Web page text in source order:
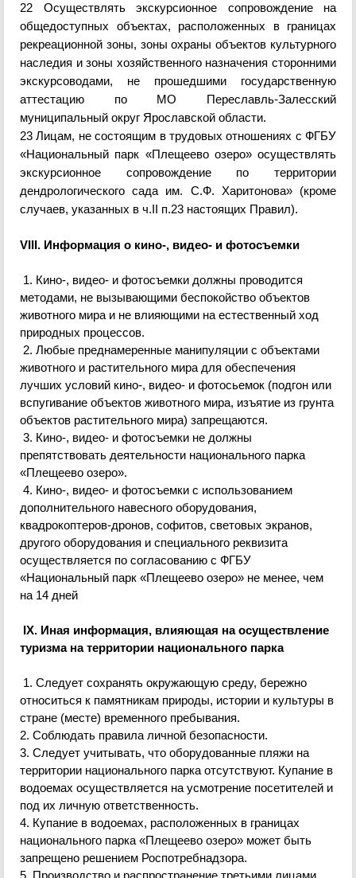
22
Осуществлять экскурсионное сопровождение на
общедоступных объектах, расположенных в границах
рекреационной зоны, зоны охраны объектов культурного
наследия и зоны хозяйственного назначения сторонними
экскурсоводами, не прошедшими государственную
аттестацию по МО Переславль-Залесский
муниципальный округ Ярославской области.
23Лицам, не состоящим в трудовых отношениях с ФГБУ
«Национальный парк «Плещеево озеро» осуществлять
экскурсионное сопровождение по территории
дендрологического сада им. С.Ф. Харитонова» (кроме
случаев, указанных в ч.II п.23 настоящих Правил).
VIII. Информация о кино-, видео- и фотосъемки
1. Кино-, видео- и фотосъемки должны проводится
методами, не вызывающими беспокойство объектов
животного мира и не влияющими на естественный ход
природных процессов.
2. Любые преднамеренные манипуляции с объектами
животного и растительного мира для обеспечения
лучших условий кино-, видео- и фотосьемок (подгон или
вспугивание объектов животного мира, изъятие из грунта
объектов растительного мира) запрещаются.
3. Кино-, видео- и фотосъемки не должны
препятствовать деятельности национального парка
«Плещеево озеро».
4. Кино-, видео- и фотосъемки с использованием
дополнительного навесного оборудования,
квадрокоптеров-дронов, софитов, световых экранов,
другого оборудования и специального реквизита
осуществляется по согласованию с ФГБУ
«Национальный парк «Плещеево озеро» не менее, чем
на 14 дней
IX. Иная информация, влияющая на осуществление
туризма на территории национального парка
1. Следует сохранять окружающую среду, бережно
относиться к памятникам природы, истории и культуры в
стране (месте) временного пребывания.
2. Соблюдать правила личной безопасности.
3. Следует учитывать, что оборудованные пляжи на
территории национального парка отсутствуют. Купание в
водоемах осуществляется на усмотрение посетителей и
под их личную ответственность.
4. Купание в водоемах, расположенных в границах
национального парка «Плещеево озеро» может быть
запрещено решением Роспотребнадзора.
5. Производство и распространение третьими лицами